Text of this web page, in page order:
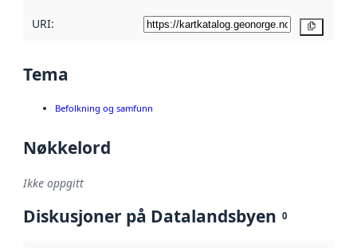
URI:
Tema
Befolkning og samfunn
Nøkkelord
Ikke oppgitt
Diskusjoner på Datalandsbyen 0